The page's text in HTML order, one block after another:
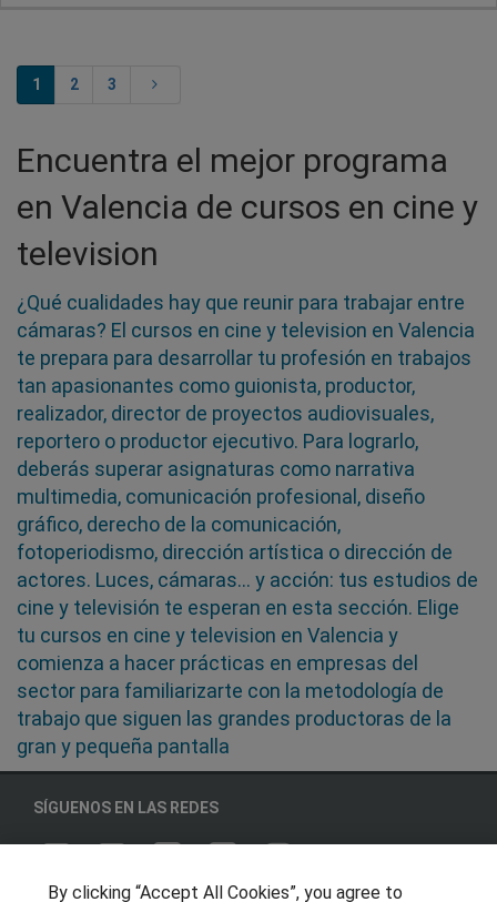
1 2 3
Encuentra el mejor programa
en Valencia de cursos en cine y
television
¿Qué cualidades hay que reunir para trabajar entre
cámaras? El cursos en cine y television en Valencia
te prepara para desarrollar tu profesión en trabajos
tan apasionantes como guionista, productor,
realizador, director de proyectos audiovisuales,
reportero o productor ejecutivo. Para lograrlo,
deberás superar asignaturas como narrativa
multimedia, comunicación profesional, diseño
gráfico, derecho de la comunicación,
fotoperiodismo, dirección artística o dirección de
actores. Luces, cámaras... y acción: tus estudios de
cine y televisión te esperan en esta sección. Elige
tu cursos en cine y television en Valencia y
comienza a hacer prácticas en empresas del
sector para familiarizarte con la metodología de
trabajo que siguen las grandes productoras de la
gran y pequeña pantalla
SÍGUENOS EN LAS REDES
By clicking “Accept All Cookies”, you agree to